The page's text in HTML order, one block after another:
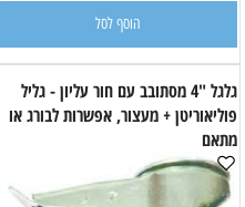
הוסף לסל
גלגל "4 מסתובב עם חור עליון - גליל
פוליאוריטן + מעצור, אפשרות לבורג או
מתאם